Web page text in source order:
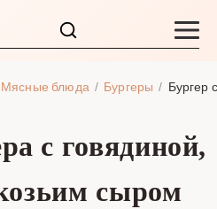
Мясные блюда Бургеры Бургер
с говядиной,
сыром